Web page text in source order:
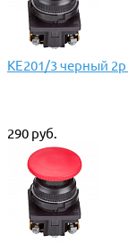
КЕ201/3 черный
290 руб.